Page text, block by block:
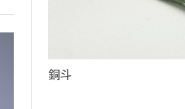
銅斗